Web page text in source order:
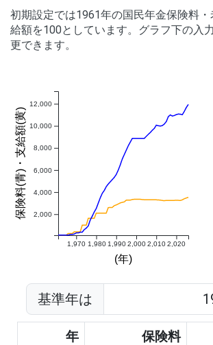
初期設定では1961年の国民年金保険料
給額を100としています。グラフ下の入
更できます。
1,970 1,980 1,990 2,000 2,010 2,020
(年)
2,000
4,000
6,000
8,000
10,000
12,000
保険料(青)・支給額(黄)
基準年は
年 保険料